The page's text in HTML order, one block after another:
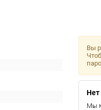
Вы
Нет
Мы